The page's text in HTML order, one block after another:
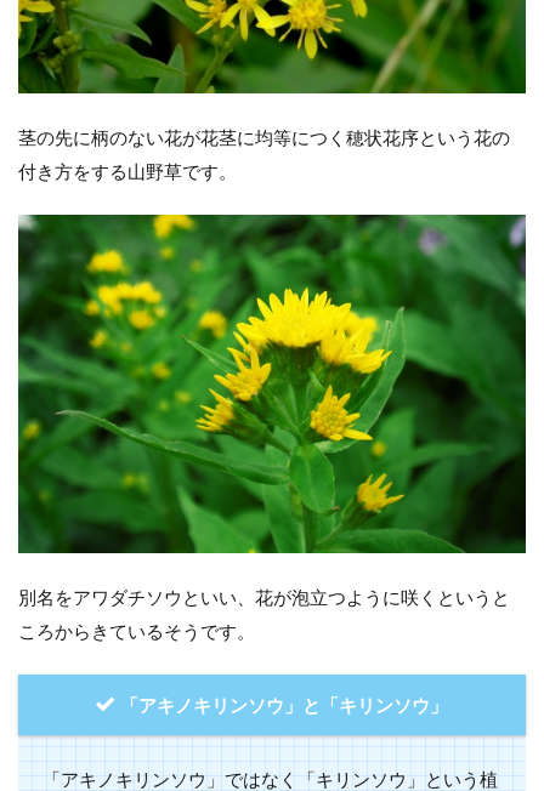
茎の先に柄のない花が花茎に均等につく穂状花序という花の
付き方をする山野草です。
別名をアワダチソウといい、花が泡立つように咲くというと
ころからきているそうです。
「アキノキリンソウ」と「キリンソウ」
「アキノキリンソウ」ではなく「キリンソウ」という植